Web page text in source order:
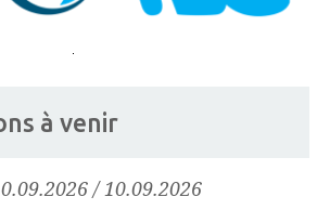
à venir
/ 10.09.2026